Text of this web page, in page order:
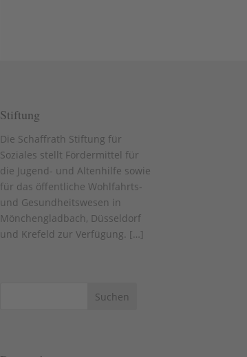
Stiftung
Die Schaffrath Stiftung für
Soziales stellt Fördermittel für
die Jugend- und Altenhilfe sowie
für das öffentliche Wohlfahrts-
und Gesundheitswesen in
Mönchengladbach, Düsseldorf
und Krefeld zur Verfügung. […]